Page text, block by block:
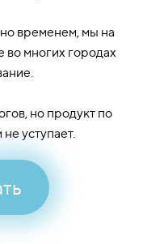
временем, мы на
многих городах
но продукт по
уступает.